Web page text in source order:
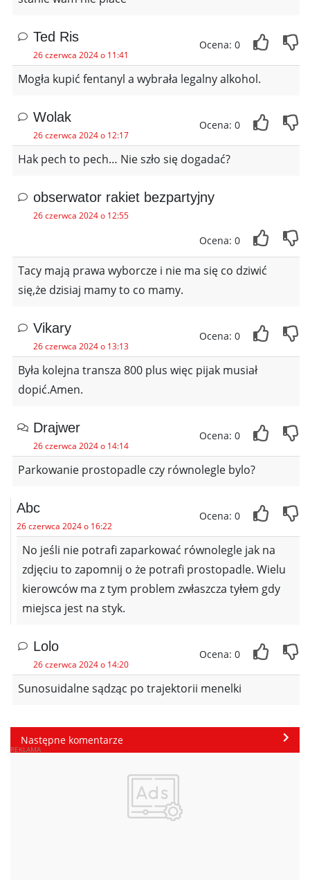
Ted Ris
26 czerwca 2024 o 11:41
Ocena: 0
Mogła kupić fentanyl a wybrała legalny alkohol.
Wolak
26 czerwca 2024 o 12:17
Ocena: 0
Hak pech to pech… Nie szło się dogadać?
obserwator rakiet bezpartyjny
26 czerwca 2024 o 12:55
Ocena: 0
Tacy mają prawa wyborcze i nie ma się co dziwić
się,że dzisiaj mamy to co mamy.
Vikary
26 czerwca 2024 o 13:13
Ocena: 0
Była kolejna transza 800 plus więc pijak musiał
dopić.Amen.
Drajwer
26 czerwca 2024 o 14:14
Ocena: 0
Parkowanie prostopadle czy równolegle bylo?
Abc
26 czerwca 2024 o 16:22
Ocena: 0
No jeśli nie potrafi zaparkować równolegle jak na
zdjęciu to zapomnij o że potrafi prostopadle. Wielu
kierowców ma z tym problem zwłaszcza tyłem gdy
miejsca jest na styk.
Lolo
26 czerwca 2024 o 14:20
Ocena: 0
Sunosuidalne sądząc po trajektorii menelki
Następne komentarze